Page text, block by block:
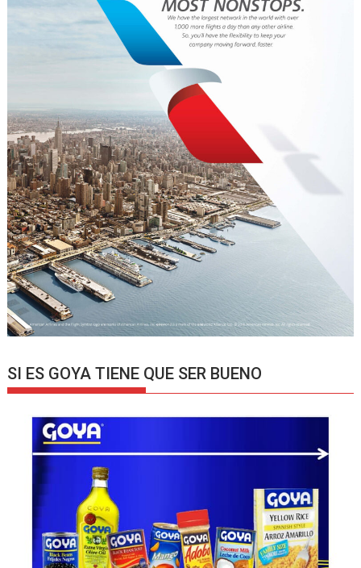
SI ES GOYA TIENE QUE SER BUENO